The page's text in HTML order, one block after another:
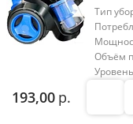
Тип
Объём
193,00 р.